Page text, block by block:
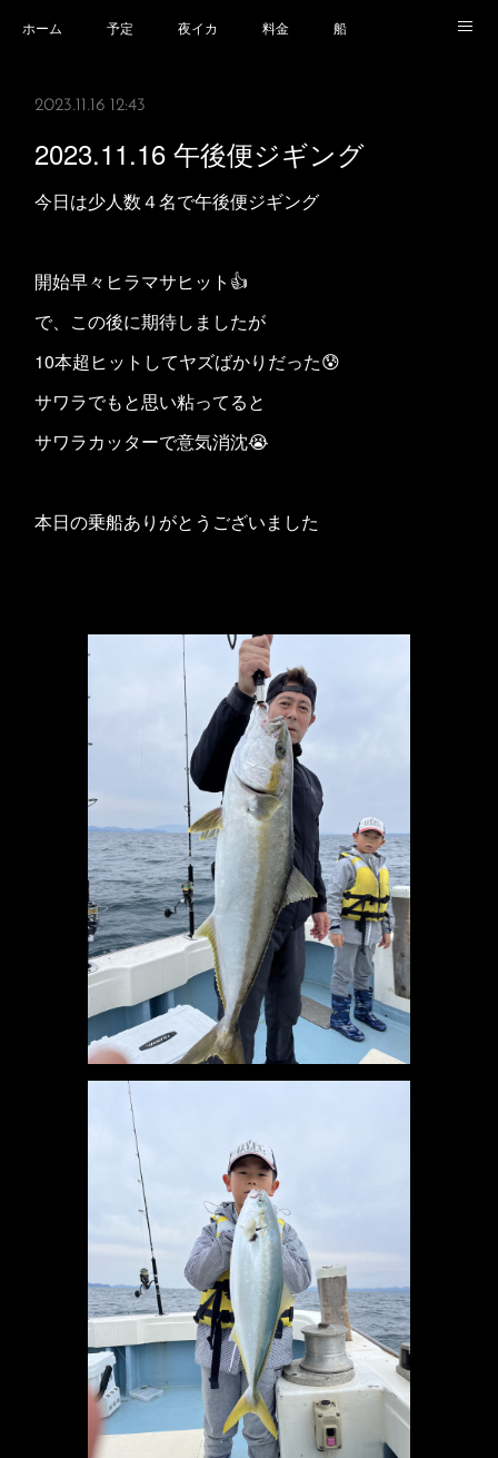
ホーム 予定 夜イカ 料金 船
2023.11.16 12:43
2023.11.16 午後便ジギング
今日は少人数４名で午後便ジギング
開始早々ヒラマサヒット👍
で、この後に期待しましたが
10本超ヒットしてヤズばかりだった😰
サワラでもと思い粘ってると
サワラカッターで意気消沈😭
本日の乗船ありがとうございました